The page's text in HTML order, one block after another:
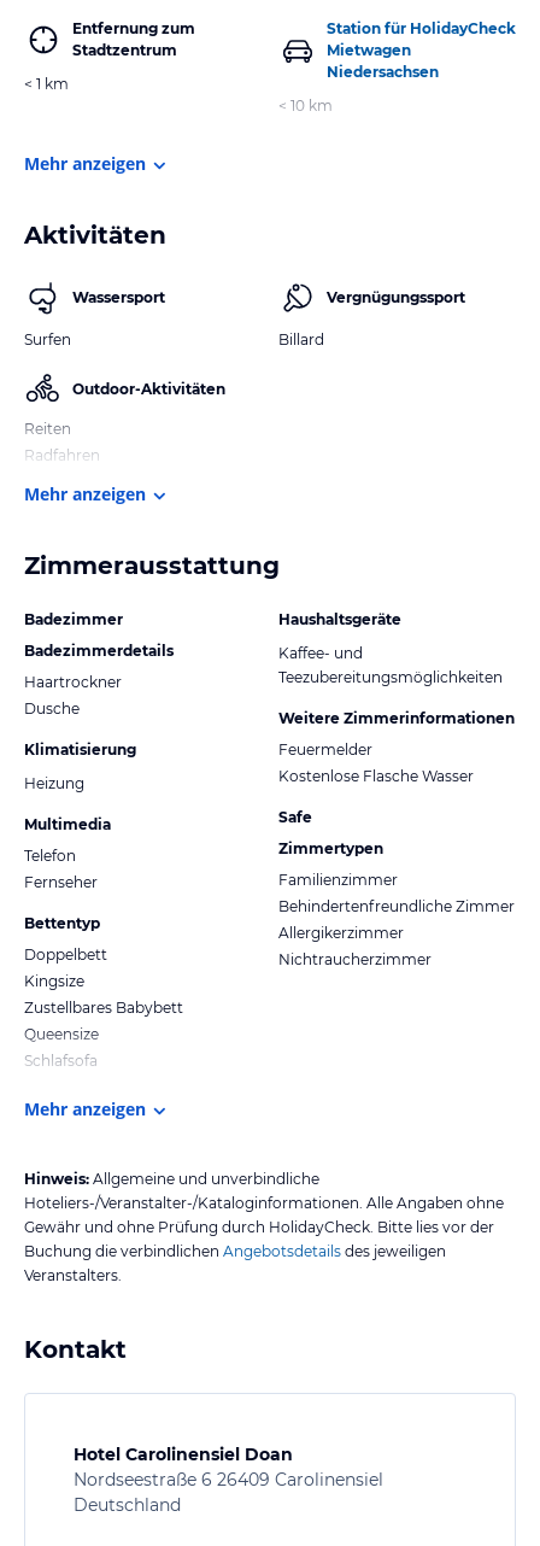
Entfernung zum
Stadtzentrum
< 1 km
Station für HolidayCheck
Mietwagen
Niedersachsen
< 10 km
Mehr anzeigen
Aktivitäten
Wassersport
Surfen
Outdoor-Aktivitäten
Reiten
Radfahren
Vergnügungssport
Billard
Mehr anzeigen
Zimmerausstattung
Badezimmer
Badezimmerdetails
Haartrockner
Dusche
Klimatisierung
Heizung
Multimedia
Telefon
Fernseher
Bettentyp
Doppelbett
Kingsize
Zustellbares Babybett
Queensize
Schlafsofa
Haushaltsgeräte
Kaffee- und
Teezubereitungsmöglichkeiten
Weitere Zimmerinformationen
Feuermelder
Kostenlose Flasche Wasser
Safe
Zimmertypen
Familienzimmer
Behindertenfreundliche Zimmer
Allergikerzimmer
Nichtraucherzimmer
Mehr anzeigen
Hinweis: Allgemeine und unverbindliche
Hoteliers-/Veranstalter-/Kataloginformationen. Alle Angaben ohne
Gewähr und ohne Prüfung durch HolidayCheck. Bitte lies vor der
Buchung die verbindlichen Angebotsdetails des jeweiligen
Veranstalters.
Kontakt
Hotel Carolinensiel Doan
Nordseestraße 6 26409 Carolinensiel
Deutschland